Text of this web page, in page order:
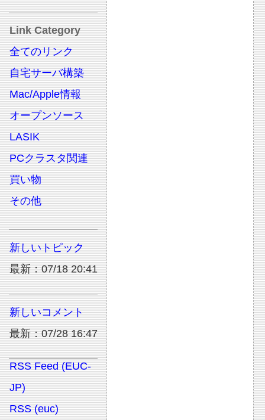
Link Category
全てのリンク
自宅サーバ構築
Mac/Apple情報
オープンソース
LASIK
PCクラスタ関連
買い物
その他
新しいトピック
最新：07/18 20:41
新しいコメント
最新：07/28 16:47
RSS Feed (EUC-
JP)
RSS (euc)